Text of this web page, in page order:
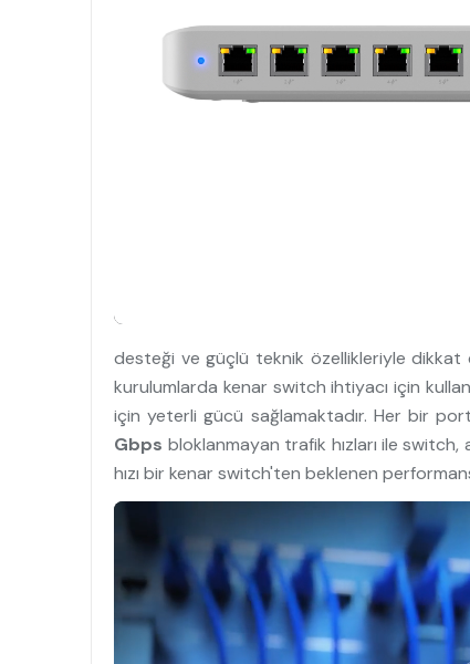
desteği ve güçlü teknik özellikleriyle dikkat
kurulumlarda kenar switch ihtiyacı için
için yeterli gücü sağlamaktadır. Her bir
Gbps bloklanmayan trafik hızları ile switch,
hızı bir kenar switch'ten beklenen